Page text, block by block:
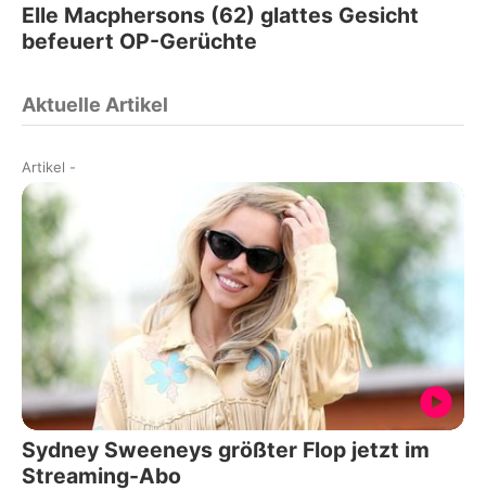
Elle Macphersons (62) glattes Gesicht
befeuert OP-Gerüchte
Aktuelle Artikel
Artikel -
Sydney Sweeneys größter Flop jetzt im
Streaming-Abo